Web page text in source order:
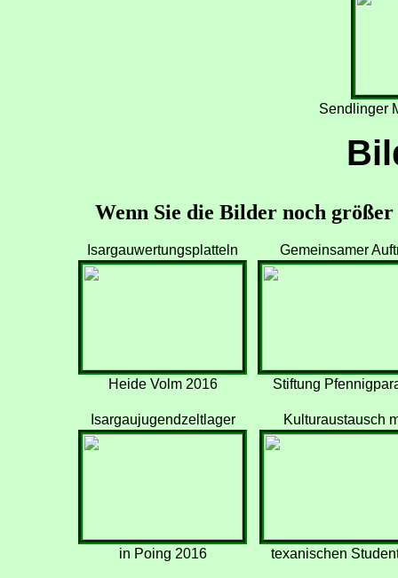
Sendlinger
Wenn Sie die Bilder noch
Isargauwertungsplatteln Gemeinsamer
Heide Volm 2016 Stiftung
Isargaujugendzeltlager Kulturaustausch
in Poing 2016 texanischen